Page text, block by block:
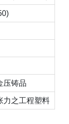
压铸品
力之工程塑料